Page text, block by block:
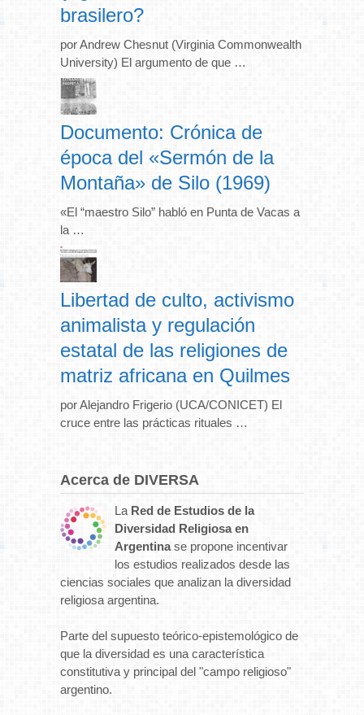
brasilero?
por Andrew Chesnut (Virginia Commonwealth
University) El argumento de que …
Documento: Crónica de
época del «Sermón de la
Montaña» de Silo (1969)
«El “maestro Silo” habló en Punta de Vacas a
la …
Libertad de culto, activismo
animalista y regulación
estatal de las religiones de
matriz africana en Quilmes
por Alejandro Frigerio (UCA/CONICET) El
cruce entre las prácticas rituales …
Acerca de DIVERSA
La Red de Estudios de la
Diversidad Religiosa en
Argentinase propone incentivar
los estudios realizados desde las
ciencias sociales que analizan la diversidad
religiosa argentina.
Parte del supuesto teórico-epistemológico de
que la diversidad es una característica
constitutiva y principal del "campo religioso"
argentino.